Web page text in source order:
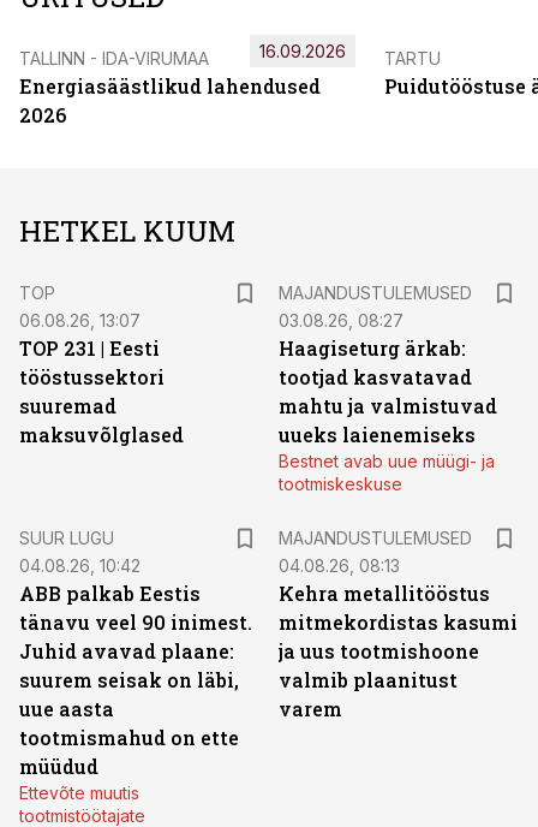
TALLINN - IDA-VIRUMAA
Energiasäästlikud lahendused
2026
16.09.2026 TARTU
Puidutööstuse
HETKEL KUUM
TOP
06.08.26, 13:07
TOP 231 | Eesti
tööstussektori
suuremad
maksuvõlglased
MAJANDUSTULEMUSED
03.08.26, 08:27
Haagiseturg ärkab:
tootjad kasvatavad
mahtu ja valmistuvad
uueks laienemiseks
Bestnet avab uue müügi- ja
tootmiskeskuse
SUUR LUGU
04.08.26, 10:42
ABB palkab Eestis
tänavu veel 90 inimest.
Juhid avavad plaane:
suurem seisak on läbi,
uue aasta
tootmismahud on ette
müüdud
Ettevõte muutis
tootmistöötajate
MAJANDUSTULEMUSED
04.08.26, 08:13
Kehra metallitööstus
mitmekordistas kasumi
ja uus tootmishoone
valmib plaanitust
varem